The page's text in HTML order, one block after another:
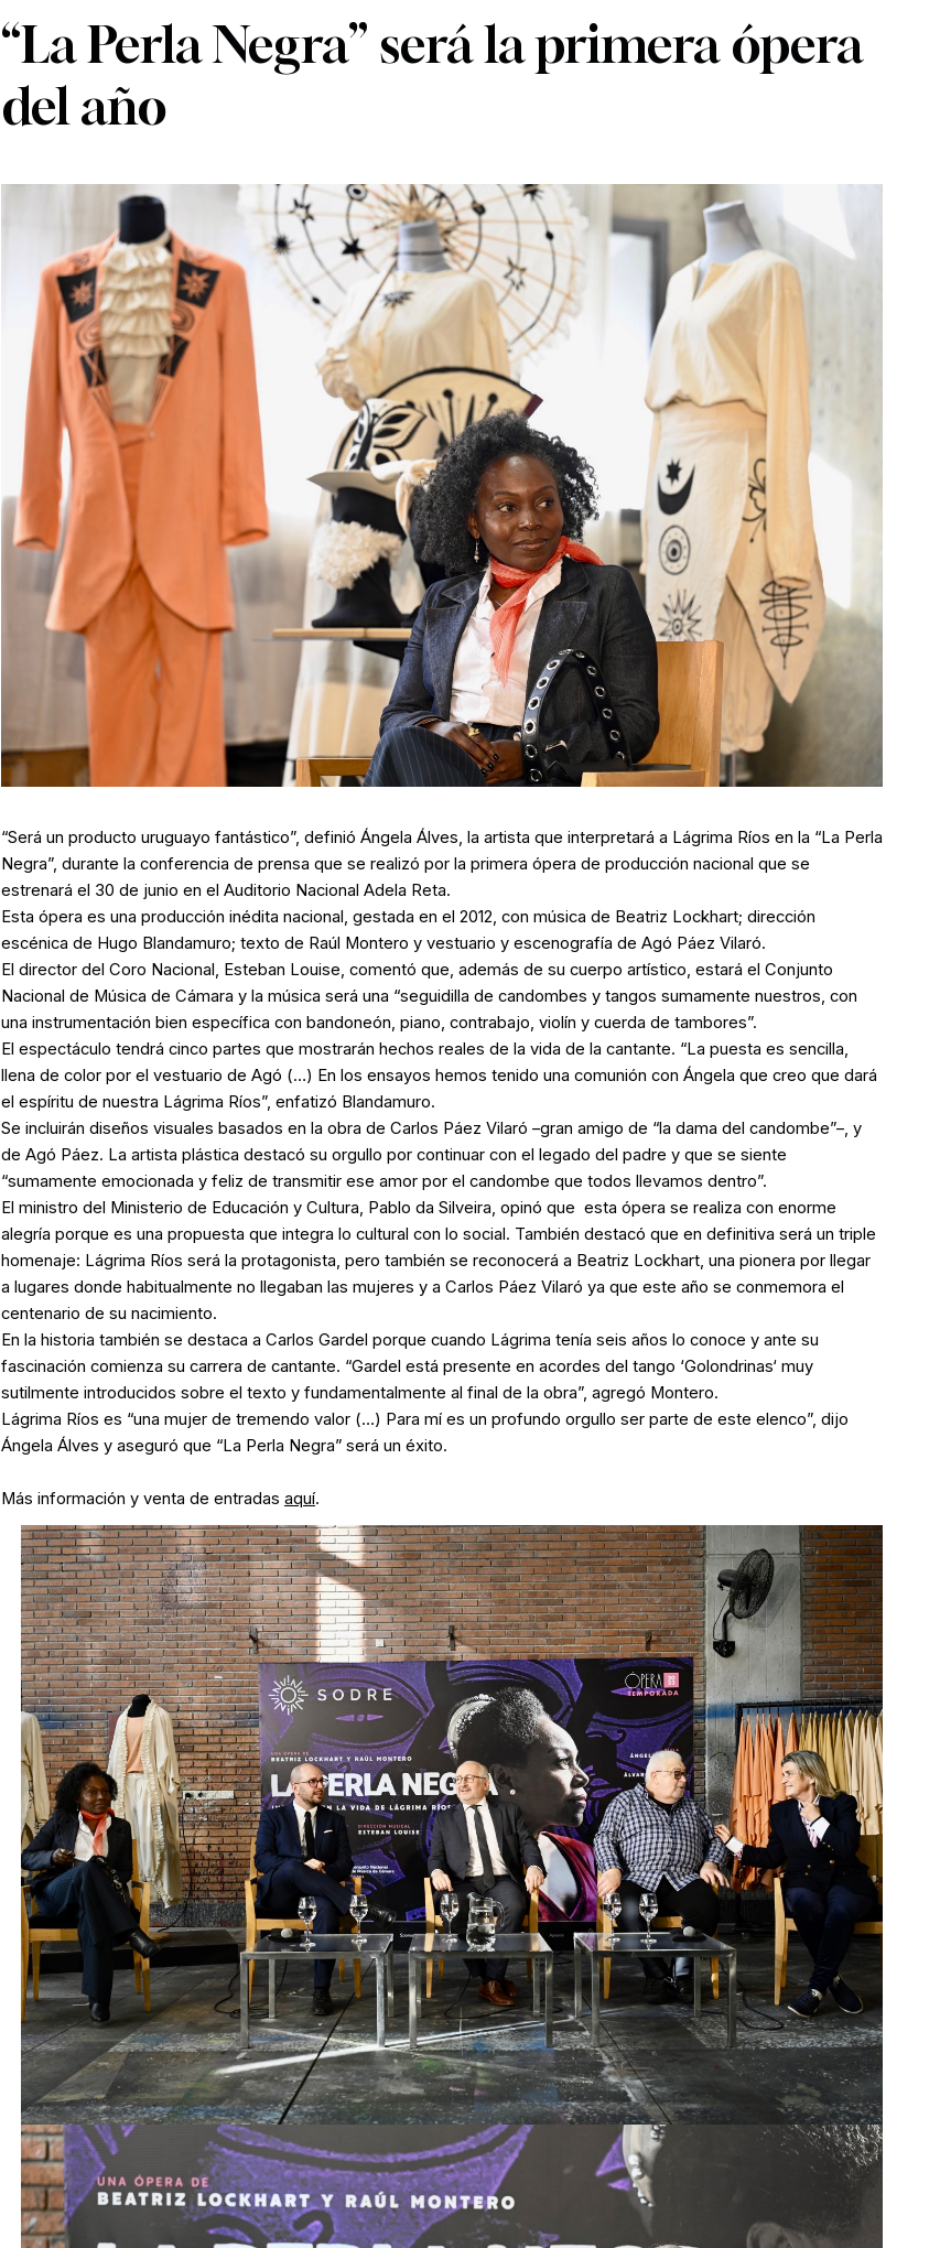
“La Perla Negra” será la primera ópera
del año
“Será un producto uruguayo fantástico”, definió Ángela Álves, la artista que interpretará a Lágrima Ríos en la “La Perla
Negra”, durante la conferencia de prensa que se realizó por la primera ópera de producción nacional que se
estrenará el 30 de junio en el Auditorio Nacional Adela Reta.
Esta ópera es una producción inédita nacional, gestada en el 2012, con música de Beatriz Lockhart; dirección
escénica de Hugo Blandamuro; texto de Raúl Montero y vestuario y escenografía de Agó Páez Vilaró.
El director del Coro Nacional, Esteban Louise, comentó que, además de su cuerpo artístico, estará el Conjunto
Nacional de Música de Cámara y la música será una “seguidilla de candombes y tangos sumamente nuestros, con
una instrumentación bien específica con bandoneón, piano, contrabajo, violín y cuerda de tambores”.
El espectáculo tendrá cinco partes que mostrarán hechos reales de la vida de la cantante. “La puesta es sencilla,
llena de color por el vestuario de Agó (…) En los ensayos hemos tenido una comunión con Ángela que creo que dará
el espíritu de nuestra Lágrima Ríos”, enfatizó Blandamuro.
Se incluirán diseños visuales basados en la obra de Carlos Páez Vilaró –gran amigo de “la dama del candombe”–, y
de Agó Páez. La artista plástica destacó su orgullo por continuar con el legado del padre y que se siente
“sumamente emocionada y feliz de transmitir ese amor por el candombe que todos llevamos dentro”.
El ministro del Ministerio de Educación y Cultura, Pablo da Silveira, opinó que esta ópera se realiza con enorme
alegría porque es una propuesta que integra lo cultural con lo social. También destacó que en definitiva será un triple
homenaje: Lágrima Ríos será la protagonista, pero también se reconocerá a Beatriz Lockhart, una pionera por llegar
a lugares donde habitualmente no llegaban las mujeres y a Carlos Páez Vilaró ya que este año se conmemora el
centenario de su nacimiento.
En la historia también se destaca a Carlos Gardel porque cuando Lágrima tenía seis años lo conoce y ante su
fascinación comienza su carrera de cantante. “Gardel está presente en acordes del tango ‘Golondrinas‘ muy
sutilmente introducidos sobre el texto y fundamentalmente al final de la obra”, agregó Montero.
Lágrima Ríos es “una mujer de tremendo valor (…) Para mí es un profundo orgullo ser parte de este elenco”, dijo
Ángela Álves y aseguró que “La Perla Negra” será un éxito.
Más información y venta de entradas aquí.